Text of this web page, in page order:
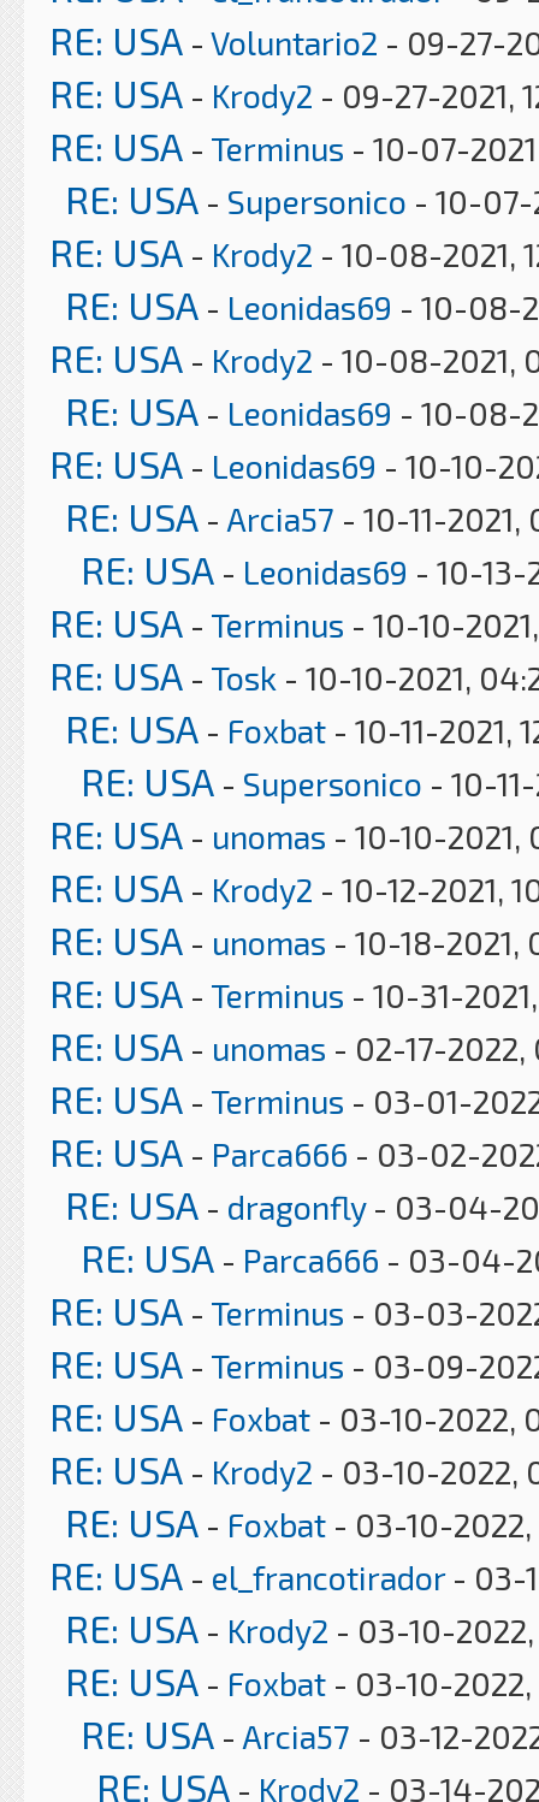
RE: USA - Voluntario2 - 09-27-
RE: USA - Krody2 - 09-27-2021,
RE: USA - Terminus - 10-07-
RE: USA - Supersonico - 10-07-
RE: USA - Krody2 - 10-08-2021,
RE: USA - Leonidas69 - 10-08-
RE: USA - Krody2 - 10-08-2021,
RE: USA - Leonidas69 - 10-08-
RE: USA - Leonidas69 - 10-10-
RE: USA - Arcia57 - 10-11-2021,
RE: USA - Leonidas69 - 10-13-
RE: USA - Terminus - 10-10-
RE: USA - Tosk - 10-10-2021,
RE: USA - Foxbat - 10-11-2021,
RE: USA - Supersonico - 10-
RE: USA - unomas - 10-10-2021,
RE: USA - Krody2 - 10-12-2021,
RE: USA - unomas - 10-18-2021,
RE: USA - Terminus - 10-31-
RE: USA - unomas - 02-17-2022,
RE: USA - Terminus - 03-01-
RE: USA - Parca666 - 03-02-
RE: USA - dragonfly- 03-04-
RE: USA - Parca666 - 03-04-
RE: USA - Terminus - 03-03-
RE: USA - Terminus - 03-09-
RE: USA - Foxbat - 03-10-2022,
RE: USA - Krody2 - 03-10-2022,
RE: USA - Foxbat - 03-10-2022,
RE: USA - el_francotirador- 03-
RE: USA - Krody2 - 03-10-
RE: USA - Foxbat - 03-10-2022,
RE: USA - Arcia57 - 03-12-
RE: USA - Krody2 - 03-14-